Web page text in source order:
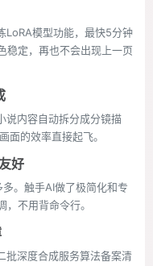
LoRA模型功能，最快5分钟
稳定，再也不会出现上一页
说内容自动拆分成分镜描
面的效率直接起飞。
好
。触手AI做了极简化和专
不用背命令行。
批深度合成服务算法备案清